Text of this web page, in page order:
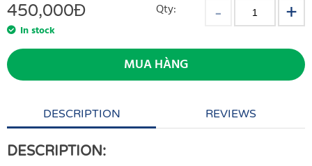
450,000Đ
In stock
Qty:
MUA HÀNG
DESCRIPTION REVIEWS
DESCRIPTION: